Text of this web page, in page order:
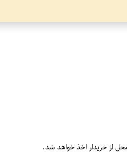
از خریدار اخذ خواهد شد.